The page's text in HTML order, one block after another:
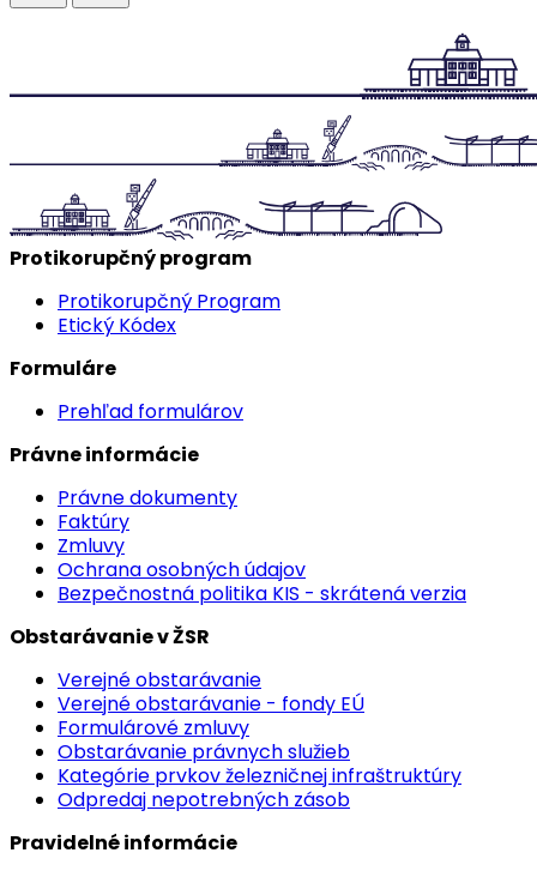
Protikorupčný program
Protikorupčný Program
Etický Kódex
Formuláre
Prehľad formulárov
Právne informácie
Právne dokumenty
Faktúry
Zmluvy
Ochrana osobných údajov
Bezpečnostná politika KIS - skrátená verzia
Obstarávanie v ŽSR
Verejné obstarávanie
Verejné obstarávanie - fondy EÚ
Formulárové zmluvy
Obstarávanie právnych služieb
Kategórie prvkov železničnej infraštruktúry
Odpredaj nepotrebných zásob
Pravidelné informácie